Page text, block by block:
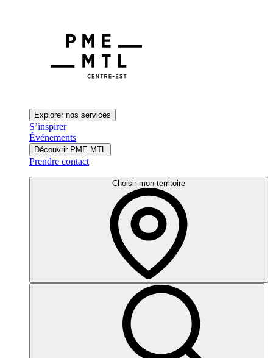
Explorer nos services
S’inspirer
Événements
Découvrir PME MTL
Prendre contact
Choisir mon territoire